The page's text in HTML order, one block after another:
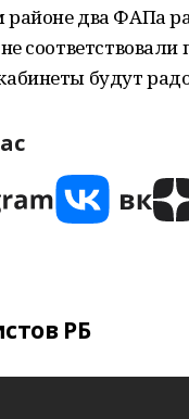
два ФАПа
не
будут
РБ